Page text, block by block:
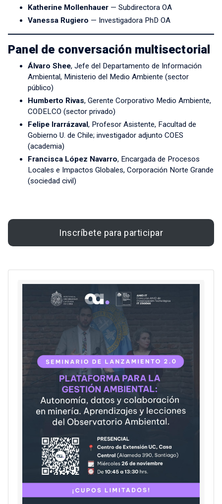
Katherine Mollenhauer — Subdirectora OA
Vanessa Rugiero — Investigadora PhD OA
Panel de conversación multisectorial
Álvaro Shee, Jefe del Departamento de Información
Ambiental, Ministerio del Medio Ambiente (sector
público)
Humberto Rivas, Gerente Corporativo Medio Ambiente,
CODELCO (sector privado)
Felipe Irarrázaval, Profesor Asistente, Facultad de
Gobierno U. de Chile; investigador adjunto COES
(academia)
Francisca López Navarro, Encargada de Procesos
Locales e Impactos Globales, Corporación Norte Grande
(sociedad civil)
Inscríbete para participar